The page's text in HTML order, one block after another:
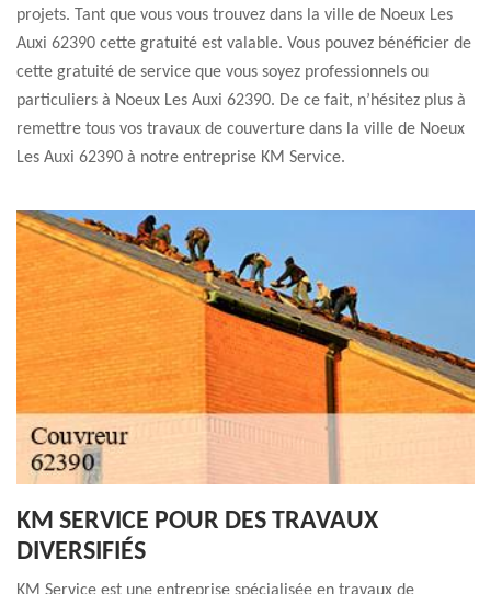
projets. Tant que vous vous trouvez dans la ville de Noeux Les
Auxi 62390 cette gratuité est valable. Vous pouvez bénéficier de
cette gratuité de service que vous soyez professionnels ou
particuliers à Noeux Les Auxi 62390. De ce fait, n’hésitez plus à
remettre tous vos travaux de couverture dans la ville de Noeux
Les Auxi 62390 à notre entreprise KM Service.
KM SERVICE POUR DES TRAVAUX
DIVERSIFIÉS